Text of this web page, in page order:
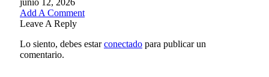
Add A Comment
Leave A Reply
Lo siento, debes estarconectado para publicar un
comentario.